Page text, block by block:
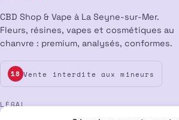
CBD Shop & Vape à La Seyne-sur-Mer.
Fleurs, résines, vapes et cosmétiques au
chanvre : premium, analysés, conformes.
18 Vente interdite aux mineurs
LÉGAL